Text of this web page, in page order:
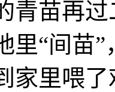
苗再过
里“间苗
家里喂